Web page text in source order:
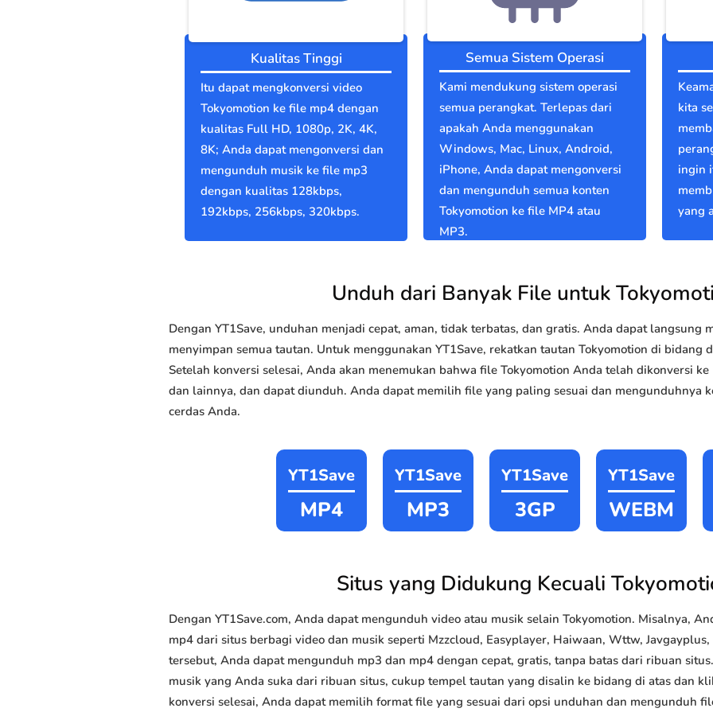
Kualitas Tinggi
Itu dapat mengkonversi video
Tokyomotion ke file mp4 dengan
kualitas Full HD, 1080p, 2K, 4K,
8K; Anda dapat mengonversi dan
mengunduh musik ke file mp3
dengan kualitas 128kbps,
192kbps, 256kbps, 320kbps.
Semua Sistem Operasi
Kami mendukung sistem operasi
semua perangkat. Terlepas dari
apakah Anda menggunakan
Windows, Mac, Linux, Android,
iPhone, Anda dapat mengonversi
dan mengunduh semua konten
Tokyomotion ke file MP4 atau
MP3.
kita
ingin
yang
Unduh dari Banyak File untuk
Dengan YT1Save, unduhan menjadi cepat, aman, tidak terbatas, dan gratis. Anda dapat langsung
menyimpan semua tautan. Untuk menggunakan YT1Save, rekatkan tautan Tokyomotion di bidang
Setelah konversi selesai, Anda akan menemukan bahwa file Tokyomotion Anda telah dikonversi
dan lainnya, dan dapat diunduh. Anda dapat memilih file yang paling sesuai dan mengunduhnya
cerdas Anda.
YT1Save
MP4
YT1Save
MP3
YT1Save
3GP
YT1Save
WEBM
Situs yang Didukung Kecuali
Dengan YT1Save.com, Anda dapat mengunduh video atau musik selain Tokyomotion. Misalnya,
mp4 dari situs berbagi video dan musik seperti Mzzcloud, Easyplayer, Haiwaan, Wttw,
tersebut, Anda dapat mengunduh mp3 dan mp4 dengan cepat, gratis, tanpa batas dari ribuan
musik yang Anda suka dari ribuan situs, cukup tempel tautan yang disalin ke bidang di atas dan
konversi selesai, Anda dapat memilih format file yang sesuai dari opsi unduhan dan mengunduh